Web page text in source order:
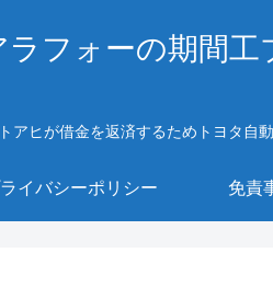
ラフォーの期間工
アヒが借金を返済するためトヨタ自
イバシーポリシー 免責